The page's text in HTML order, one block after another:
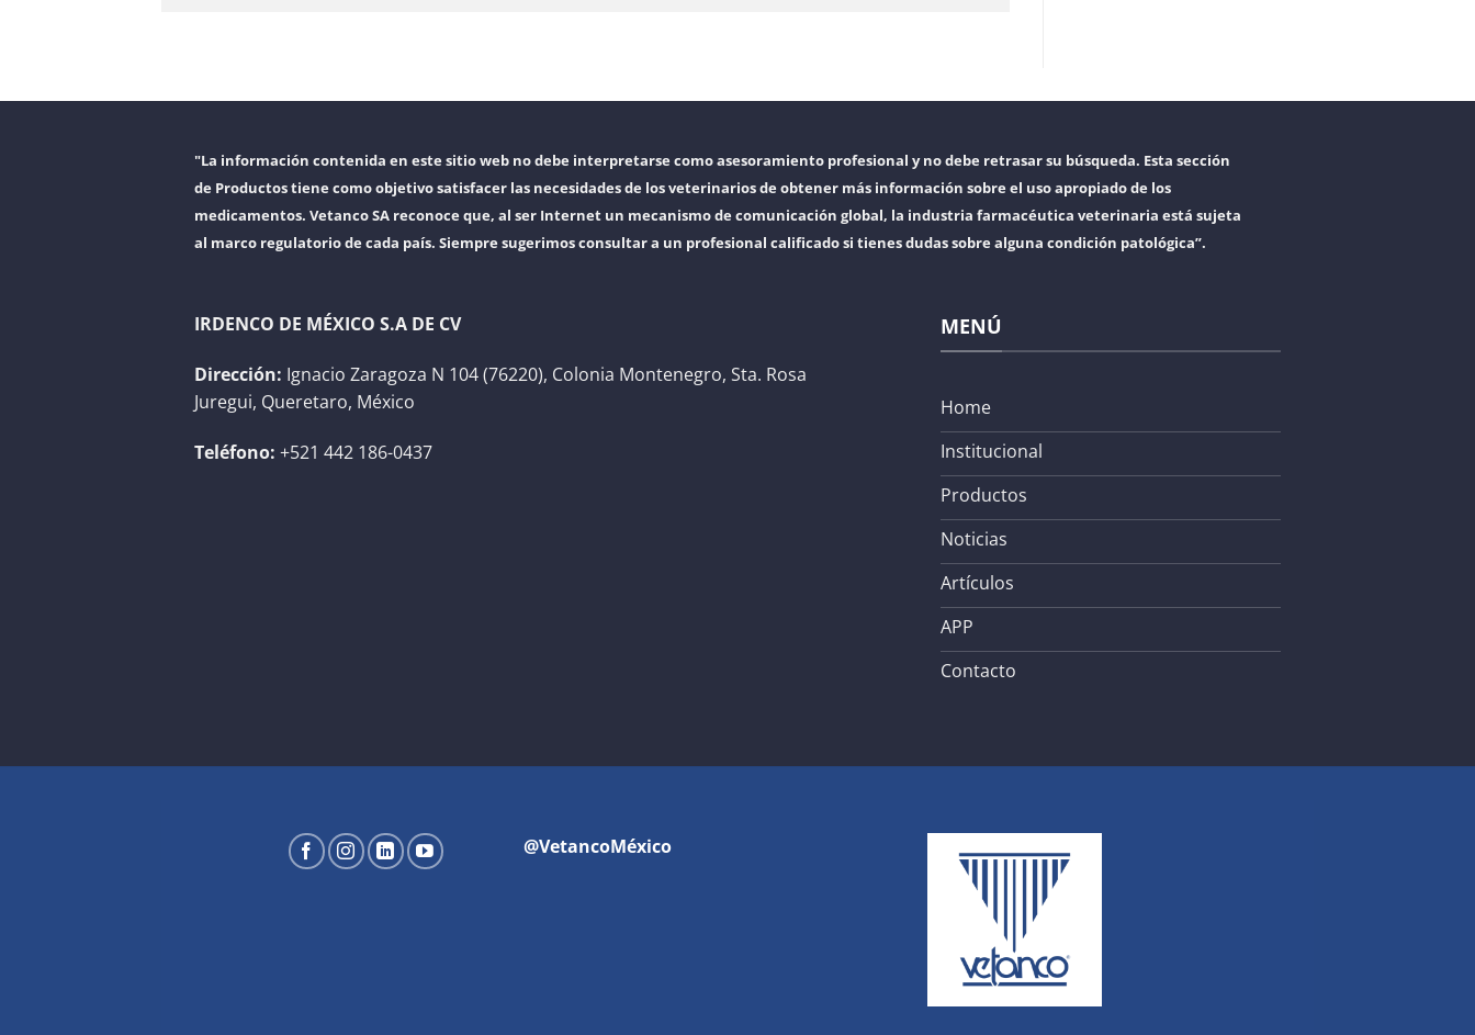
"La información contenida en este sitio web no debe interpretarse como asesoramiento profesional y no debe retrasar su búsqueda. Esta sección
de Productos tiene como objetivo satisfacer las necesidades de los veterinarios de obtener más información sobre el uso apropiado de los
medicamentos. Vetanco SA reconoce que, al ser Internet un mecanismo de comunicación global, la industria farmacéutica veterinaria está sujeta
al marco regulatorio de cada país. Siempre sugerimos consultar a un profesional calificado si tienes dudas sobre alguna condición patológica”.
IRDENCO DE MÉXICO S.A DE CV
Dirección: Ignacio Zaragoza N 104 (76220), Colonia Montenegro, Sta. Rosa
Juregui, Queretaro, México
Teléfono: +521 442 186-0437
MENÚ
Home
Institucional
Productos
Noticias
Artículos
APP
Contacto
@VetancoMéxico